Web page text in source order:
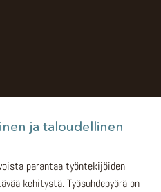
ja taloudellinen
parantaa työntekijöiden
kehitystä. Työsuhdepyörä on